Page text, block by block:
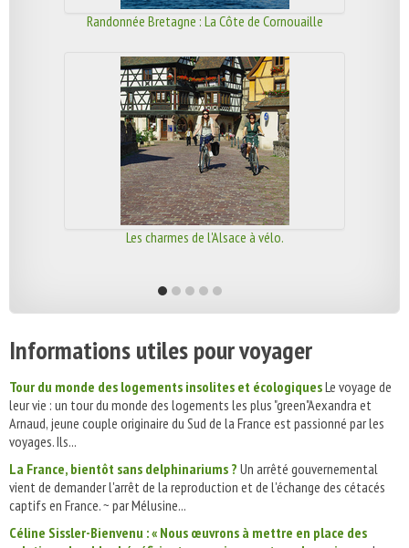
Randonnée Bretagne : La Côte de Cornouaille
Les charmes de l'Alsace à vélo.
Informations utiles pour voyager
Tour du monde des logements insolites et écologiquesLe voyage de
leur vie : un tour du monde des logements les plus "green"Aexandra et
Arnaud, jeune couple originaire du Sud de la France est passionné par les
voyages. Ils...
La France, bientôt sans delphinariums ? Un arrêté gouvernemental
vient de demander l'arrêt de la reproduction et de l'échange des cétacés
captifs en France. ~ par Mélusine...
Céline Sissler-Bienvenu : « Nous œuvrons à mettre en place des